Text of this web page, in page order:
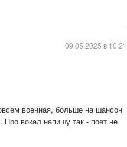
военная, больше на шансон
Про вокал напишу так - поет не
09.05.2025 в 10:21